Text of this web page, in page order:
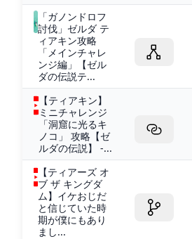
「ガノンドロフ
討伐」ゼルダ テ
ィアキン攻略
「メインチャレ
ンジ編」【ゼル
ダの伝説テ...
【ティアキン】
ミニチャレンジ
「洞窟に光るキ
ノコ」 攻略【ゼ
ルダの伝説】 -...
【ティアーズ オ
ブ ザ キングダ
ム】イケおじだ
と信じていた時
期が僕にもあり
まし...